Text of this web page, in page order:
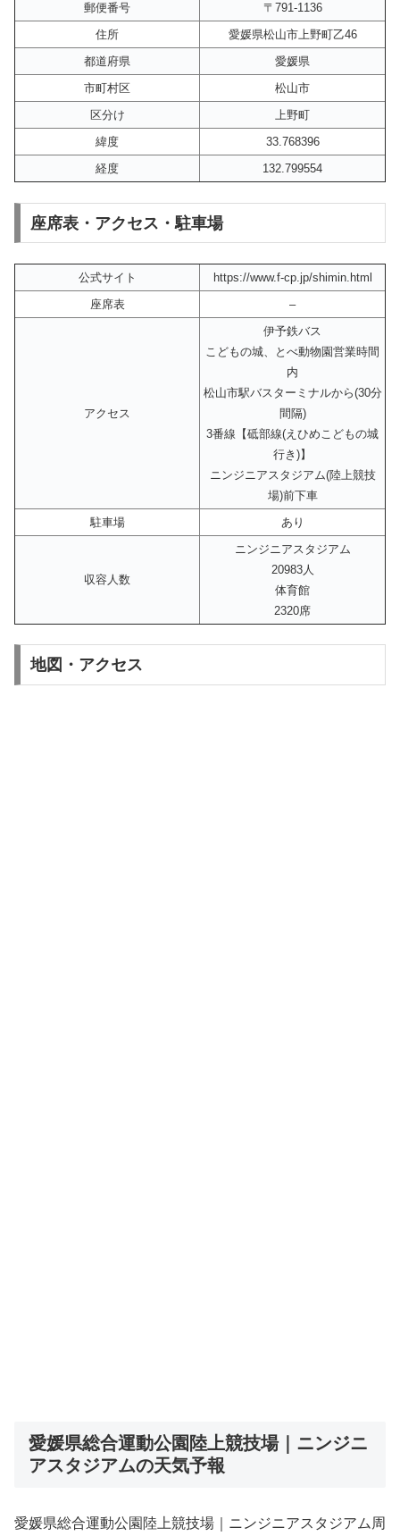
郵便番号
〒791-1136
住所
愛媛県松山市上野町乙46
都道府県
愛媛県
市町村区
松山市
区分け
上野町
緯度
33.768396
経度
132.799554
座席表・アクセス・駐車場
公式サイト
https://www.f-cp.jp/shimin.html
座席表
–
アクセス
伊予鉄バス
こどもの城、とべ動物園営業時間
内
松山市駅バスターミナルから(30分
間隔)
3番線【砥部線(えひめこどもの城
行き)】
ニンジニアスタジアム(陸上競技
場)前下車
駐車場
あり
収容人数
ニンジニアスタジアム
20983人
体育館
2320席
地図・アクセス
愛媛県総合運動公園陸上競技場｜ニンジニ
アスタジアムの天気予報
愛媛県総合運動公園陸上競技場｜ニンジニアスタジアム周